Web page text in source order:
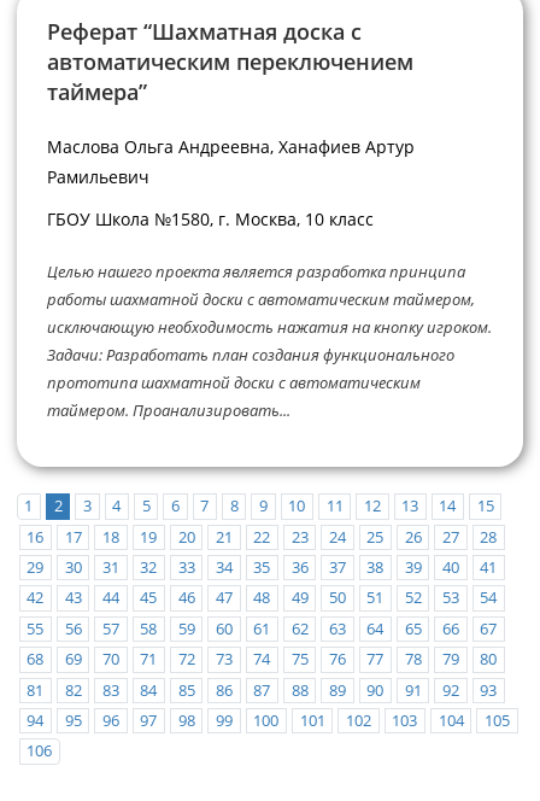
Реферат “Шахматная доска с
автоматическим переключением
таймера”
Маслова Ольга Андреевна, Ханафиев Артур
Рамильевич
ГБОУ Школа №1580, г. Москва, 10 класс
Целью нашего проекта является разработка принципа
работы шахматной доски с автоматическим таймером,
исключающую необходимость нажатия на кнопку игроком.
Задачи: Разработать план создания функционального
прототипа шахматной доски с автоматическим
таймером. Проанализировать...
1 2 3 4 5 6 7 8 9 10 11 12 13 14
15
16
17 18 19 20 21 22 23 24 25 26 27
28
29
30 31 32 33 34 35 36 37 38 39 40
41
42
43 44 45 46 47 48 49 50 51 52 53
54
55
56 57 58 59 60 61 62 63 64 65 66
67
68
69 70 71 72 73 74 75 76 77 78 79
80
81
82 83 84 85 86 87 88 89 90 91 92
93
94
95 96 97 98 99 100 101 102 103 104
105
106